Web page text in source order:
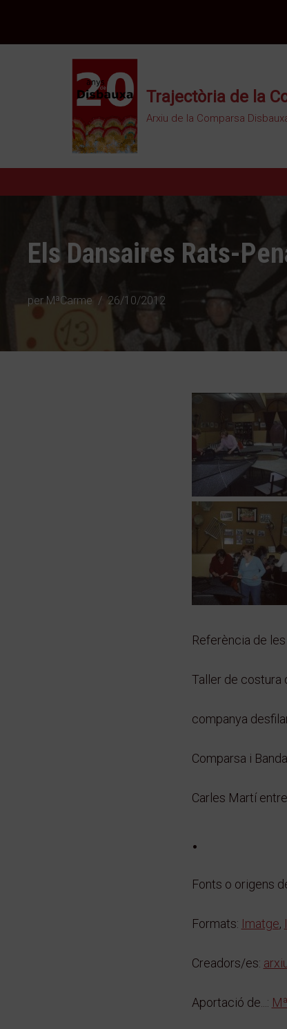
Trajectòria de la
Arxiu de la Comparsa
Els Dansaires Rats-
perMªCarme 26/10/2012
Referència de
Taller de costura
companya
Comparsa i
Carles Martí
.
Fonts o origens
Formats: Imatge,
Creadors/es:
Aportació de...: